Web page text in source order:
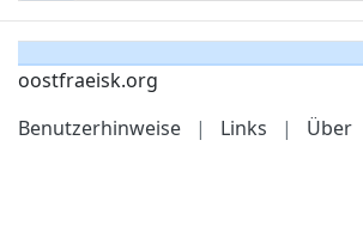
oostfraeisk.org
Benutzerhinweise
| Links | Über